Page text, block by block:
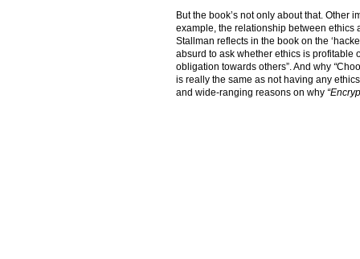
But the book’s not only about that. Other
example, the relationship between ethics
Stallman reflects in the book on the
absurd to ask whether ethics is profitable
obligation towards others”. And why “
is really the same as not having any ethics
and wide-ranging reasons on why